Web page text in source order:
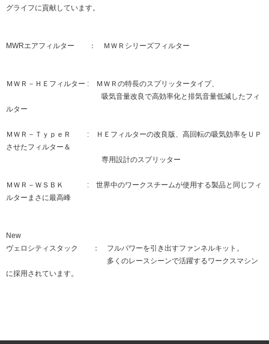
グライフに貢献しています。
MWRエアフィルター ： ＭＷＲシリーズフィルター
ＭＷＲ－ＨＥフィルター : ＭＷＲの特長のスプリッタータイプ、
吸気音量改良で高効率化と排気音量低減したフィ
ルター
ＭＷＲ－ＴｙｐｅＲ : ＨＥフィルターの改良版、高回転の吸気効率をＵＰ
させたフィルター＆
専用設計のスプリッター
ＭＷＲ－ＷＳＢＫ : 世界中のワークスチームが使用する製品と同じフィ
ルターまさに最高峰
New
ヴェロシティスタック ： フルパワーを引き出すファンネルキット。
多くのレースシーンで活躍するワークスマシン
に採用されています。